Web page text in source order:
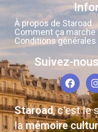
À propos de Staroad
Comment ça marche
Conditions générales
Suivez-
Staroad, c’est le
lamémoire